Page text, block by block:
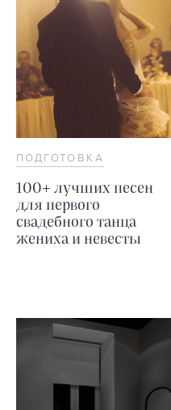
ПОДГОТОВКА
100+ лучших песен
для первого
свадебного танца
жениха и невесты